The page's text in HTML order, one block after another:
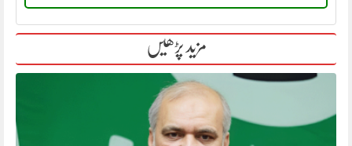
مزید پڑھیں